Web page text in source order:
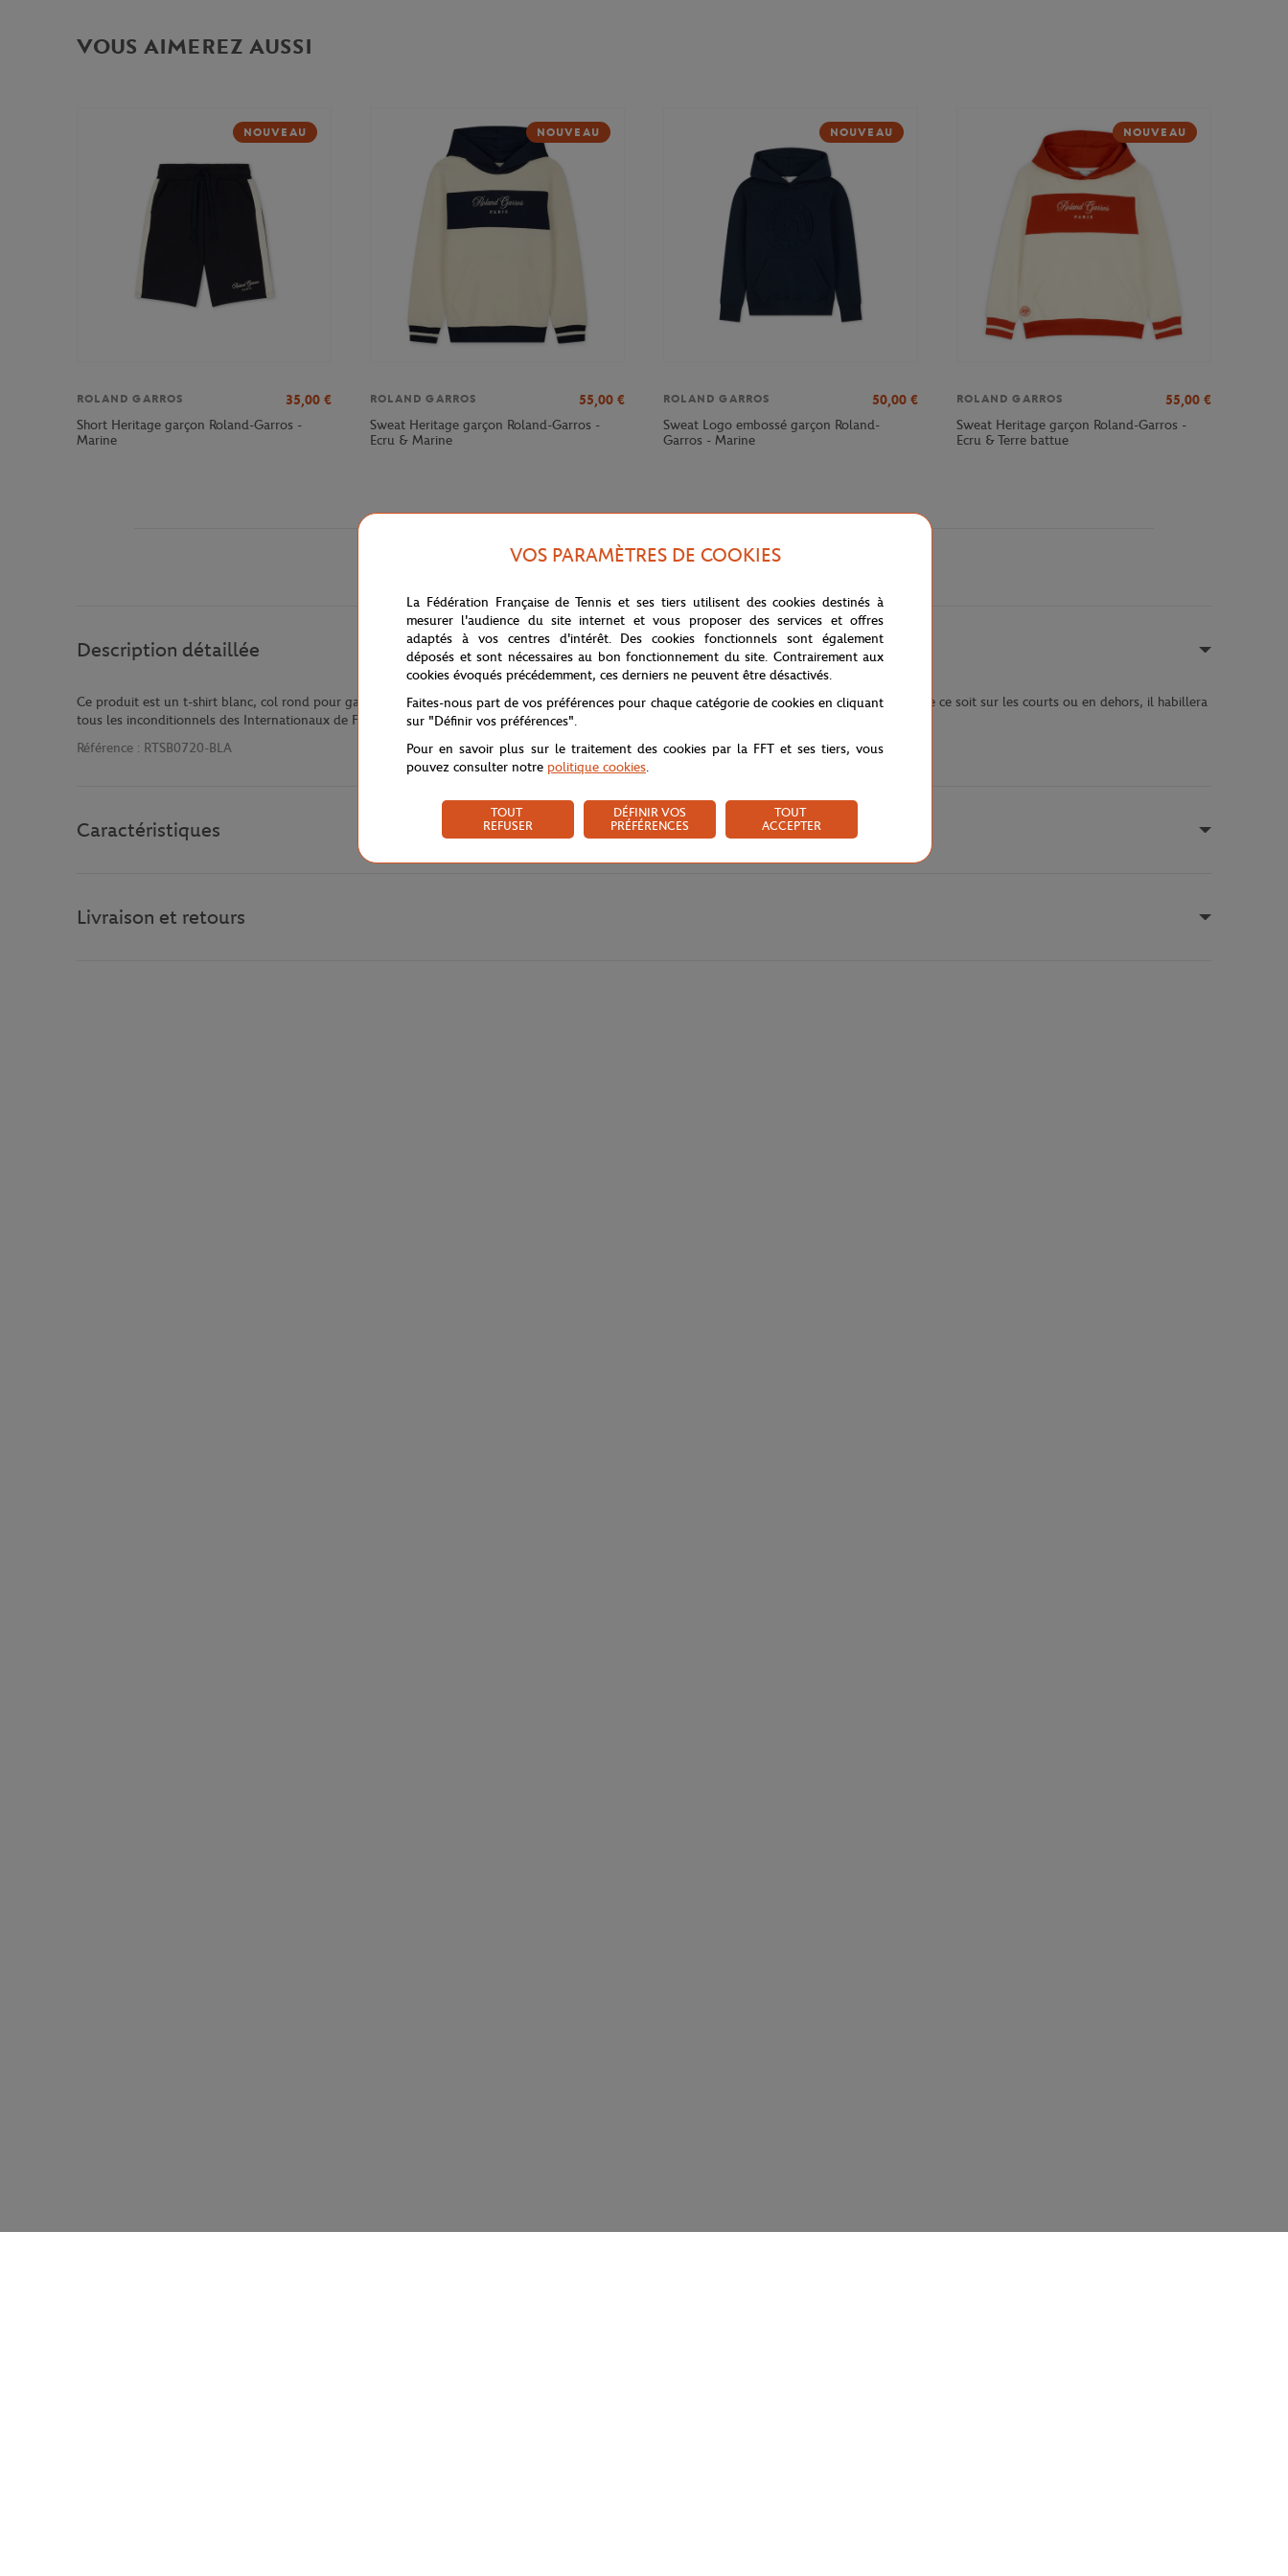
VOUS AIMEREZ AUSSI
NOUVEAU
ROLAND GARROS 35,00 €
Short Heritage garçon Roland-Garros -
Marine
NOUVEAU
ROLAND GARROS 55,00 €
Sweat Heritage garçon Roland-Garros -
Ecru & Marine
NOUVEAU
ROLAND GARROS 50,00 €
Sweat Logo embossé garçon Roland-
Garros - Marine
NOUVEAU
ROLAND GARROS 55,00 €
Sweat Heritage garçon Roland-Garros -
Ecru & Terre battue
Description détaillée
Ce produit est un t-shirt blanc, col rond pour garçon avec un graphique représentant la silhouette d'un joueur. Ce produit est millésimé 2020. Que ce soit sur les courts ou en dehors, il habillera
tous les inconditionnels des Internationaux de France de Tennis.
Référence : RTSB0720-BLA
Caractéristiques
Livraison et retours
VOS PARAMÈTRES DE COOKIES
La Fédération Française de Tennis et ses tiers utilisent des cookies destinés à
mesurer l'audience du site internet et vous proposer des services et offres
adaptés à vos centres d'intérêt. Des cookies fonctionnels sont également
déposés et sont nécessaires au bon fonctionnement du site. Contrairement aux
cookies évoqués précédemment, ces derniers ne peuvent être désactivés.
Faites-nous part de vos préférences pour chaque catégorie de cookies en cliquant
sur "Définir vos préférences".
Pour en savoir plus sur le traitement des cookies par la FFT et ses tiers, vous
pouvez consulter notre politique cookies.
TOUT
REFUSER
DÉFINIR VOS
PRÉFÉRENCES
TOUT
ACCEPTER